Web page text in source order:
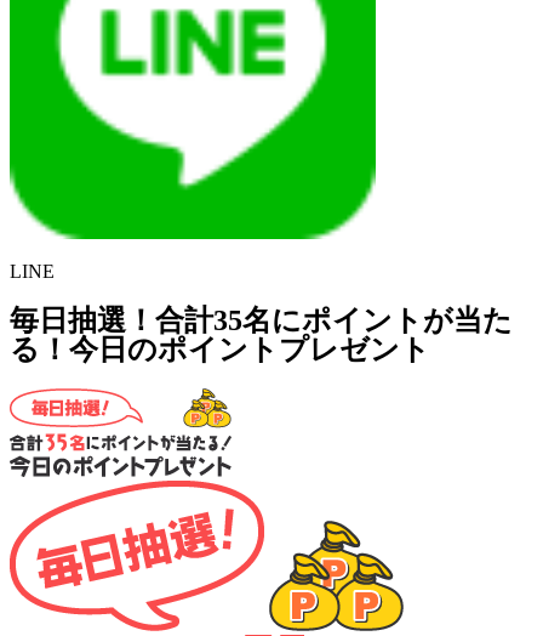
LINE
毎日抽選！合計35名にポイントが当た
る！今日のポイントプレゼント